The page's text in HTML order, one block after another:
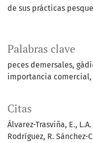
Palabras clave
peces demersales
importancia comercial
de sus prácticas
Citas
Álvarez-Trasviña, E.,
Rodríguez, R. Sánchez-